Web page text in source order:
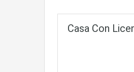
Casa Con